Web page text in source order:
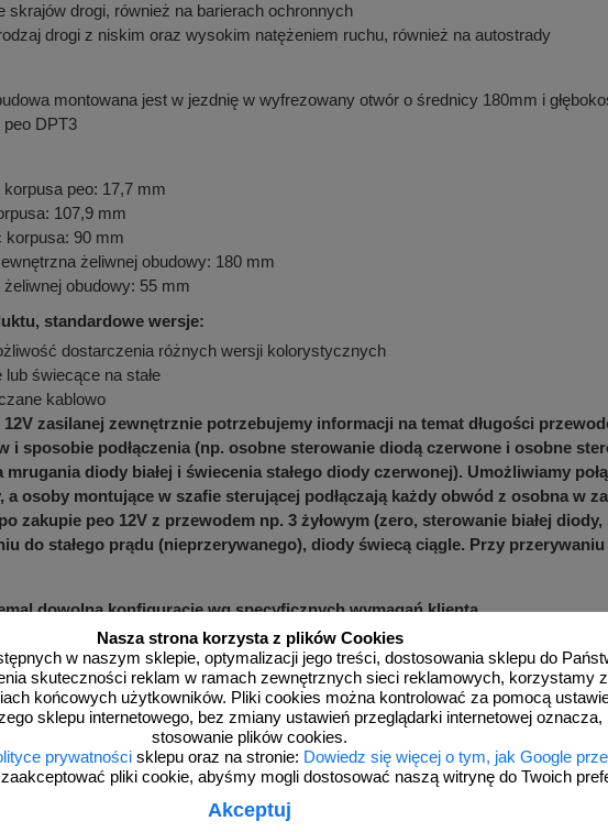
Nasza strona korzysta z plików Cookies
w naszym sklepie, optymalizacji jego treści, dostosowania sklepu do
skuteczności reklam w ramach zewnętrznych sieci reklamowych, korzystamy
końcowych użytkowników. Pliki cookies można kontrolować za pomocą
sklepu internetowego, bez zmiany ustawień przeglądarki internetowej
stosowanie plików cookies.
prywatności sklepu oraz na stronie: Dowiedz się więcej o tym, jak Google
pliki cookie, abyśmy mogli dostosować naszą witrynę do Twoich
Akceptuj
skrajów drogi, również na barierach ochronnych
drogi z niskim oraz wysokim natężeniem ruchu, również na autostrady
montowana jest w jezdnię w wyfrezowany otwór o średnicy 180mm i
DPT3
peo: 17,7 mm
107,9 mm
korpusa: 90 mm
żeliwnej obudowy: 180 mm
obudowy: 55 mm
standardowe wersje:
dostarczenia różnych wersji kolorystycznych
lub świecące na stałe
kablowo
zasilanej zewnętrznie potrzebujemy informacji na temat długości
i sposobie podłączenia (np. osobne sterowanie diodą czerwone i osobne
mrugania diody białej i świecenia stałego diody czerwonej). Umożliwiamy
a osoby montujące w szafie sterującej podłączają każdy obwód z osobna w
zakupie peo 12V z przewodem np. 3 żyłowym (zero, sterowanie białej
do stałego prądu (nieprzerywanego), diody świecą ciągle. Przy
dowolną konfigurację wg specyficznych wymagań klienta.
na bieżąco pod konkretne zamówienie.
wersji, wersje kolorystyczne, ani sposób zasilania nie wpływają na
reklamacje klientów co do uszkodzonych kabli od uderzającego